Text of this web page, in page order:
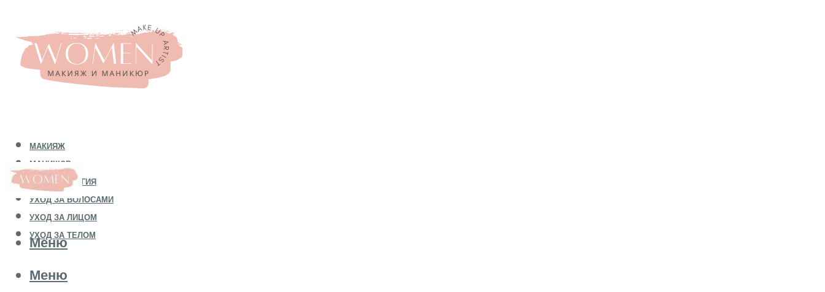
МАКИЯЖ
МАНИКЮР
КОСМЕТОЛОГИЯ
УХОД ЗА ВОЛОСАМИ
УХОД ЗА ЛИЦОМ
УХОД ЗА ТЕЛОМ
Меню
Меню